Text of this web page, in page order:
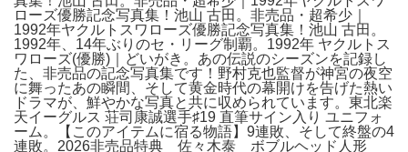
ローズ優勝記念写真集！池山 古田。非売品・超希少｜
1992年ヤクルトスワローズ優勝記念写真集！池山 古田。
1992年、14年ぶりのセ・リーグ制覇。1992年 ヤクルトス
ワローズ(優勝)｜どいがき。あの伝説のシーズンを記録し
た、非売品の記念写真集です！野村克也監督が神宮の夜空
に舞ったあの瞬間、そして黄金時代の幕開けを告げた熱い
ドラマが、鮮やかな写真と共に収められています。東北楽
天イーグルス 荘司康誠選手♯19 直筆サイン入り ユニフォ
ーム。【このアイテムに宿る物語】9連敗、そして終盤の4
連敗。2026非売品特典 佐々木泰 ボブルヘッド人形